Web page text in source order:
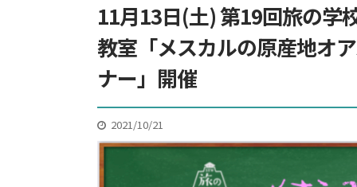
11月13日(土) 第19回旅の学
教室「メスカルの原産地オ
ナー」開催
2021/10/21